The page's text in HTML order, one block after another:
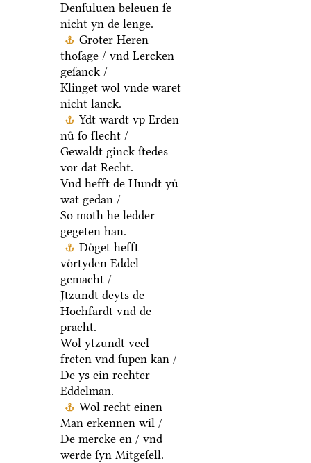
Denſuluen beleuen ſe
nicht yn de lenge.
Groter Heren
thoſage / vnd Lercken
geſanck /
Klinget wol vnde waret
nicht lanck.
Ydt wardt vp Erden
nuͤ ſo ſlecht /
Gewaldt ginck ſtedes
vor dat Recht.
Vnd hefft de Hundt yuͤ
wat gedan /
So moth he ledder
gegeten han.
Doͤget hefft
voͤrtyden Eddel
gemacht /
Jtzundt deyts de
Hochfardt vnd de
pracht.
Wol ytzundt veel
freten vnd ſupen kan /
De ys ein rechter
Eddelman.
Wol recht einen
Man erkennen wil /
De mercke en / vnd
werde ſyn Mitgeſell.